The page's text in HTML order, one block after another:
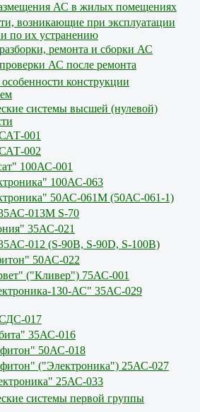
АС в жилых помещениях
возникающие при эксплуатации
по их устранению
ремонта и сборки АС
АС после ремонта
конструкции
системы высшей (нулевой)
001
002
100АС-001
100АС-063
50АС-061М (50АС-061-1)
013М S-70
35АС-021
012 (S-90В, S-90D, S-100В)
50АС-022
("Кливер") 75АС-001
130-АС" 35АС-029
017
35АС-016
50АС-018
("Электроника") 25АС-027
25АС-033
системы первой группы